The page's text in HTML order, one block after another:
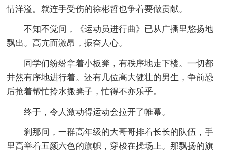
情洋溢。就连手受伤的徐彬哲也争着要做贡献。
不知不觉间，《运动员进行曲》已从广播里悠扬地
飘出。高亢而激昂，振奋人心。
同学们纷纷拿着小板凳，有秩序地走下楼。一切都
井然有序地进行着。还有几位高大健壮的男生，争前恐
后抢着帮忙拎水搬凳子，忙得不亦乐乎。
终于，令人激动得运动会拉开了帷幕。
刹那间，一群高年级的大哥哥排着长长的队伍，手
里高举着五颜六色的旗帜，穿梭在操场上。那飘扬的旗